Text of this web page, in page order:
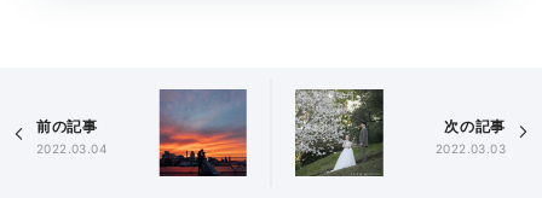
前の記事
2022.03.04
次の記事
2022.03.03